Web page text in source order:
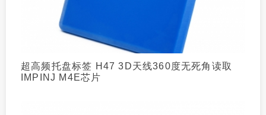
超高频托盘标签 H47 3D天线360度无死角读取
IMPINJ M4E芯片